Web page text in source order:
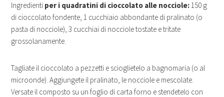
Ingredienti per i quadratini di cioccolato alle nocciole: 150 g
di cioccolato fondente, 1 cucchiaio abbondante di pralinato (o
pasta di nocciole), 3 cucchiai di nocciole tostate e tritate
grossolanamente.
Tagliate il cioccolato a pezzetti e scioglietelo a bagnomaria (o al
microonde). Aggiungete il pralinato, le nocciole e mescolate.
Versate il composto su un foglio di carta forno e stendetelo con